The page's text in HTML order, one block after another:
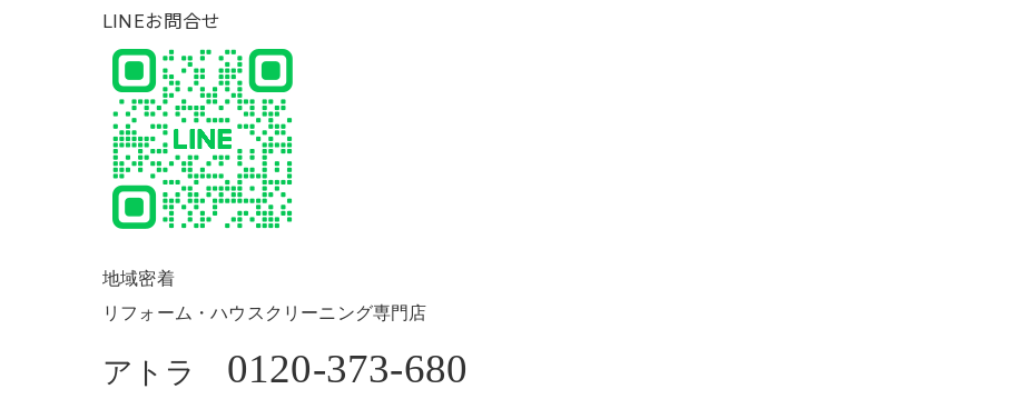
LINEお問合せ
地域密着
リフォーム・ハウスクリーニング専門店
アトラ 0120-373-680